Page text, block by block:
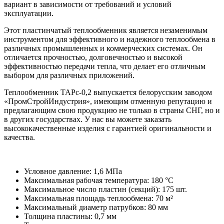
вариант в зависимости от требований и условий
эксплуатации.
Этот пластинчатый теплообменник является незаменимым
инструментом для эффективного и надежного теплообмена в
различных промышленных и коммерческих системах. Он
отличается прочностью, долговечностью и высокой
эффективностью передачи тепла, что делает его отличным
выбором для различных приложений.
Теплообменник ТАРс-0,2 выпускается белорусским заводом
«ПромСтройИндустрия», имеющим отменную репутацию и
предлагающим свою продукцию не только в страны СНГ, но и
в других государствах. У нас вы можете заказать
высококачественные изделия с гарантией оригинальности и
качества.
Условное давление: 1,6 МПа
Максимальная рабочая температура: 180 °C
Максимальное число пластин (секций): 175 шт.
Максимальная площадь теплообмена: 70 м²
Максимальный диаметр патрубков: 80 мм
Толщина пластины: 0,7 мм